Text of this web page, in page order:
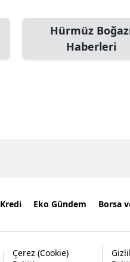
Hürmüz
Haberleri
Kredi Eko Gündem Borsa
Çerez (Cookie)